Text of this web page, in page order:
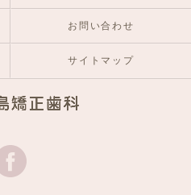
お問い合わせ
サイトマップ